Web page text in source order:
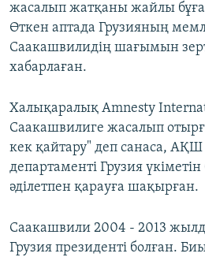
жасалып жатқаны жайлы
Өткен аптада Грузияның
Саакашвилидің шағымын
хабарлаған.
Халықаралық Amnesty
Саакашвилиге жасалып
кек қайтару" деп санаса, АҚШ
департаменті Грузия
әділетпен қарауға шақырған.
Саакашвили 2004 - 2013
Грузия президенті болған.